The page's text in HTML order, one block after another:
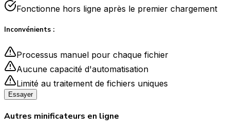
Fonctionne hors ligne après le premier chargement
Inconvénients :
Processus manuel pour chaque fichier
Aucune capacité d'automatisation
Limité au traitement de fichiers uniques
Essayer
Autres minificateurs en ligne